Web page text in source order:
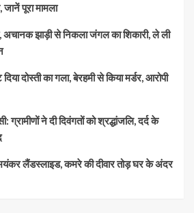
पूरा मामला
अचानक झाड़ी से निकला जंगल का शिकारी, ले ली
दोस्ती का गला, बेरहमी से किया मर्डर, आरोपी
ग्रामीणों ने दी दिवंगतों को श्रद्धांजलि, दर्द के
लैंडस्लाइड, कमरे की दीवार तोड़ घर के अंदर